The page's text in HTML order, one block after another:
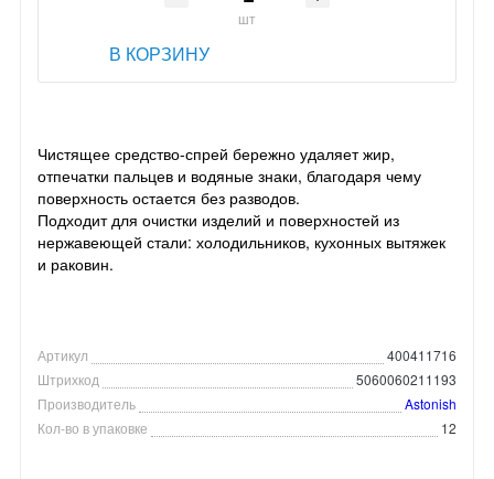
шт
В КОРЗИНУ
Чистящее средство-спрей бережно удаляет жир,
отпечатки пальцев и водяные знаки, благодаря чему
поверхность остается без разводов.
Подходит для очистки изделий и поверхностей из
нержавеющей стали: холодильников, кухонных вытяжек
и раковин.
Артикул
400411716
Штрихкод
5060060211193
Производитель
Astonish
Кол-во в упаковке
12